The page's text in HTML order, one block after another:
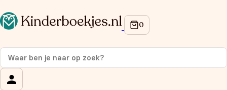
Op de hoogte blijven van onze acties?
Meld je aan voor onze nieuwsbrief en ontvang
korting
Wat is je voornaam?